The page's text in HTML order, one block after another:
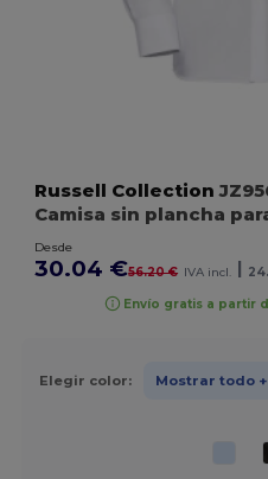
Russell Collection
Camisa sin plancha
Desde
30.04 €56.20 € IVA incl.
Envío gratis a partir
Elegir color: Mostrar todo